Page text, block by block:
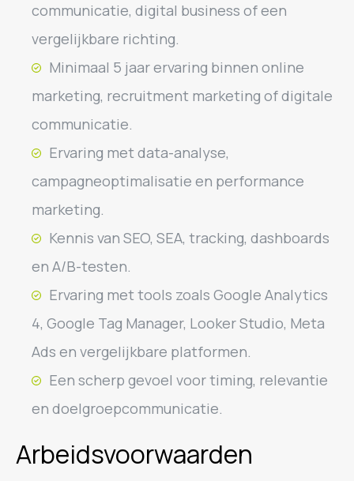
communicatie, digital business of een
vergelijkbare richting.
Minimaal 5 jaar ervaring binnen online
marketing, recruitment marketing of digitale
communicatie.
Ervaring met data-analyse,
campagneoptimalisatie en performance
marketing.
Kennis van SEO, SEA, tracking, dashboards
en A/B-testen.
Ervaring met tools zoals Google Analytics
4, Google Tag Manager, Looker Studio, Meta
Ads en vergelijkbare platformen.
Een scherp gevoel voor timing, relevantie
en doelgroepcommunicatie.
Arbeidsvoorwaarden